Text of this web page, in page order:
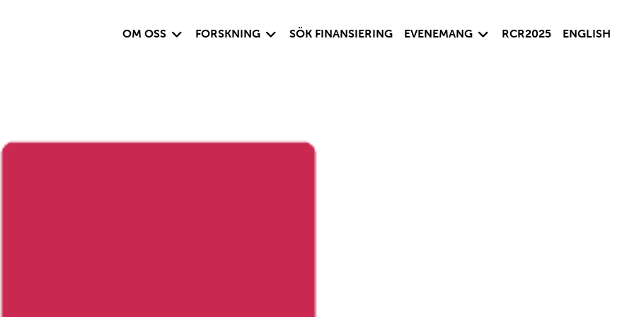
OM OSS Visa undersida
FORSKNING Visa undersida
SÖK FINANSIERING EVENEMANG Visa undersida
RCR2025 ENGLISH